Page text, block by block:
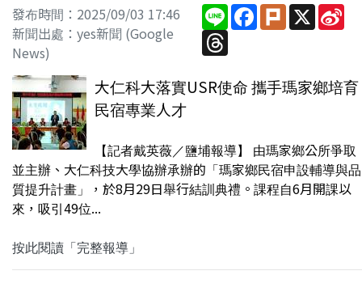
發布時間：2025/09/03 17:46
新聞出處：yes新聞 (Google
News)
LineFacebook
PlurkX
Threads
大仁科大落實USR使命 攜手瑪家鄉培育
民宿專業人才
【記者戴英薇／鹽埔報導】 由瑪家鄉公所爭取
並主辦、大仁科技大學協辦承辦的「瑪家鄉民宿申設輔導與品
質提升計畫」，於8月29日舉行結訓典禮。課程自6月開課以
來，吸引49位...
按此閱讀「完整報導」